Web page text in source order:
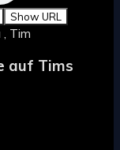
Show URL
, Tim
auf Tims